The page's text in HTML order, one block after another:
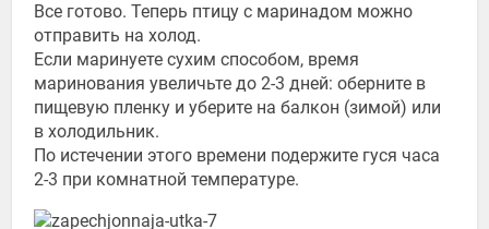
Все готово. Теперь птицу с маринадом можно
отправить на холод.
Если маринуете сухим способом, время
маринования увеличьте до 2-3 дней: оберните в
пищевую пленку и уберите на балкон (зимой) или
в холодильник.
По истечении этого времени подержите гуся часа
2-3 при комнатной температуре.